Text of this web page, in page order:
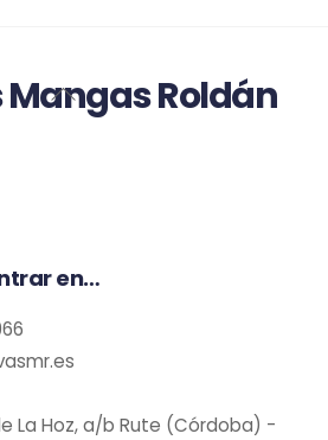
Back
Mangas Roldán
en…
La Hoz, a/b Rute (Córdoba) -